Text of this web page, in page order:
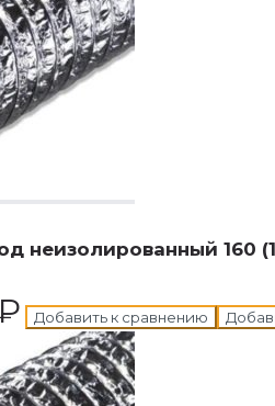
неизолированный 160
Добавить к сравнению